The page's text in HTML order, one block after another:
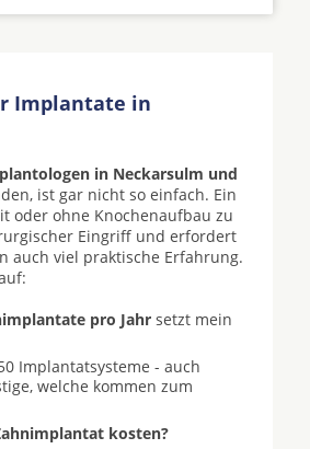
Implantate in
in Neckarsulm und
ist gar nicht so einfach. Ein
oder ohne Knochenaufbau zu
Eingriff und erfordert
auch viel praktische Erfahrung.
pro Jahr setzt mein
Implantatsysteme - auch
welche kommen zum
kosten?